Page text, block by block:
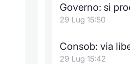
Governo: si
29 Lug 15:50
Consob: via
29 Lug 15:42